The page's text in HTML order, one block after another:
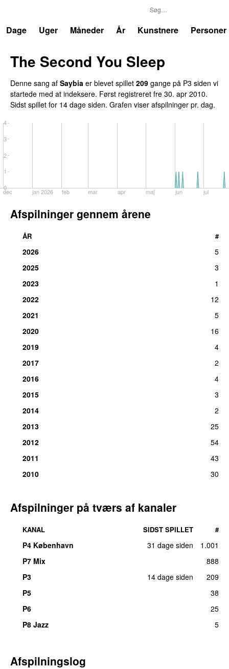
Dage
Uger Måneder År Kunstnere Personer
The Second You Sleep
Denne sang af Saybia er blevet spillet 209 gange på P3 siden vi
startede med at indeksere. Først registreret fre 30. apr 2010.
Sidst spillet for 14 dage siden. Grafen viser afspilninger pr. dag.
dec jan 2026 feb mar apr maj jun jul
0
1
2
3
4
Afspilninger gennem årene
ÅR #
2026
5
2025
3
2023
1
2022
12
2021
5
2020
16
2019
4
2017
2
2016
4
2015
3
2014
2
2013
25
2012
54
2011
43
2010
30
Afspilninger på tværs af kanaler
KANAL SIDST SPILLET #
P4 København 31 dage siden
1.001
P7 Mix
888
P3
14 dage siden
209
P5
38
P6
25
P8 Jazz
5
Afspilningslog